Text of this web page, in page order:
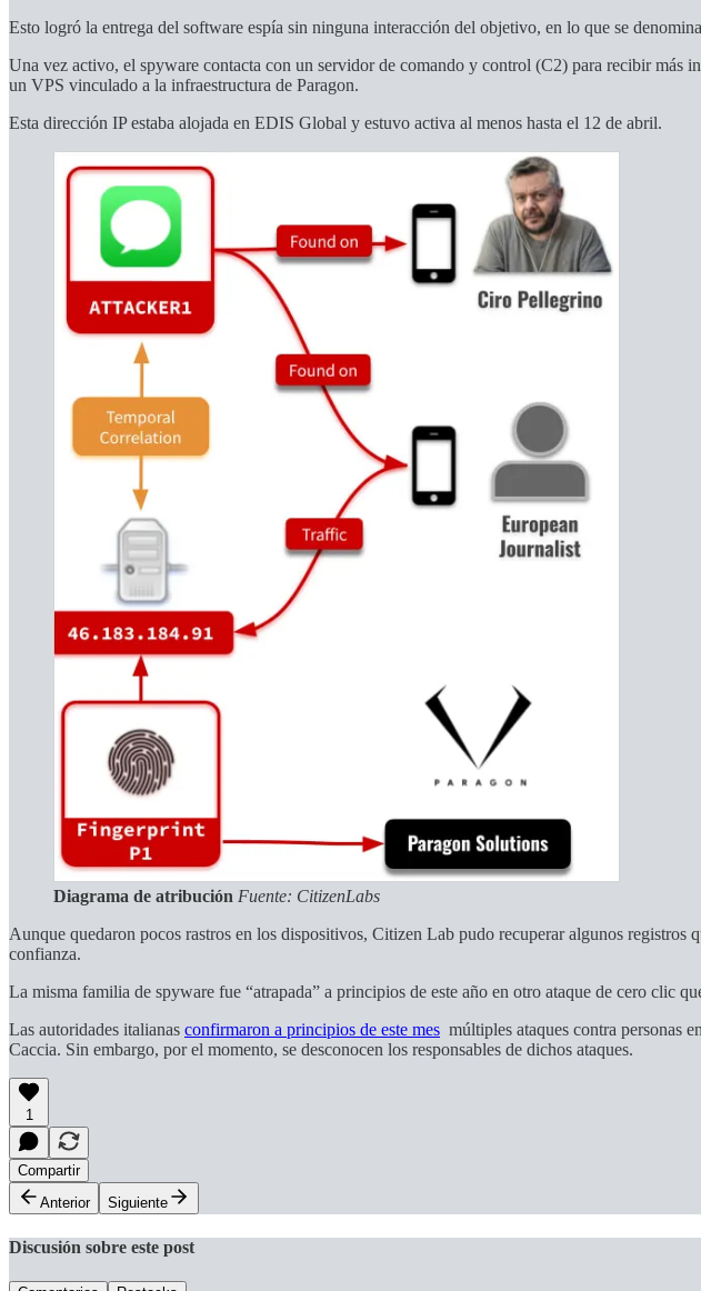
Esto logró la entrega del software espía sin ninguna interacción del objetivo, en lo que se
Una vez activo, el spyware contacta con un servidor de comando y control (C2) para recibir
un VPS vinculado a la infraestructura de Paragon.
Esta dirección IP estaba alojada en EDIS Global y estuvo activa al menos hasta el 12 de abril.
Diagrama de atribución Fuente: CitizenLabs
Aunque quedaron pocos rastros en los dispositivos, Citizen Lab pudo recuperar algunos
confianza.
La misma familia de spyware fue “atrapada” a principios de este año en otro ataque de cero clic
Las autoridades italianas confirmaron a principios de este mes múltiples ataques contra personas
Caccia. Sin embargo, por el momento, se desconocen los responsables de dichos ataques.
1
Compartir
Anterior
Siguiente
Discusión sobre este post